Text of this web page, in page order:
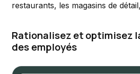
restaurants, les magasins de
Rationalisez et optimisez
des employés